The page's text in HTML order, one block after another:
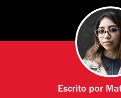
Escrito por